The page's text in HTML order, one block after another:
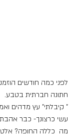
לפני כמה חודשים
חתונה חברתית בטבע.
" קיבלתי" עץ מדהים
עשי כרצונך- כבר
מה  כללה החופה?